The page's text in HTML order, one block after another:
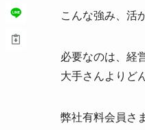
こんな強み、活
必要なのは、経
大手さんよりど
弊社有料会員さ